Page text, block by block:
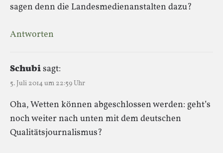
sagen denn die Landesmedienanstalten dazu?
Antworten
Schubisagt:
5. Juli 2014 um 22:59 Uhr
Oha, Wetten können abgeschlossen werden: geht’s
noch weiter nach unten mit dem deutschen
Qualitätsjournalismus?